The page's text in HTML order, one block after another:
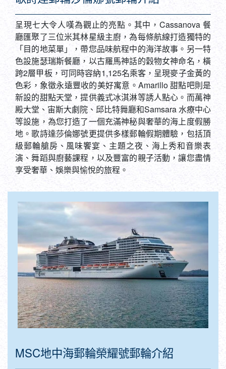
廳匯聚了三位米其林星級主廚，為每條航線打造獨特的
「目的地菜單」，帶您品味航程中的海洋故事。另一特
色設施瑟瑞斯餐廳，以古羅馬神話的穀物女神命名，橫
跨2層甲板，可同時容納1,125名乘客，呈現麥子金黃的
色彩，象徵永遠豐收的美好寓意。Amarillo 甜點吧則是
新設的甜點天堂，提供義式冰淇淋等誘人點心。而萬神
殿大堂、宙斯大劇院、邱比特舞廳和Samsara 水療中心
等設施，為您打造了一個充滿神秘與奢華的海上度假勝
地。歌詩達莎倫娜號更提供多樣郵輪假期體驗，包括頂
級郵輪艙房、風味饗宴、主題之夜、海上秀和音樂表
演、舞蹈與廚藝課程，以及豐富的親子活動，讓您盡情
享受奢華、娛樂與愉悅的旅程。